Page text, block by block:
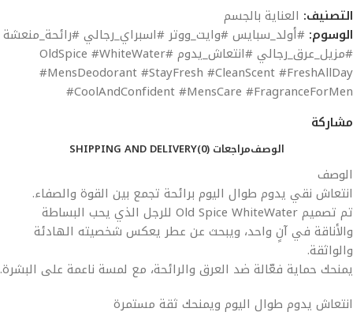
التصنيف: العناية بالجسم
الوسوم: #أولد_سبايس #وايت_ووتر #اسبراي_رجالي #رائحة_منعشة
#مزيل_عرق_رجالي #انتعاش_يدوم #OldSpice #WhiteWater
#MensDeodorant #StayFresh #CleanScent #FreshAllDay
#CoolAndConfident #MensCare #FragranceForMen
مشاركة
الوصفمراجعات (0) SHIPPING AND DELIVERY
الوصف
انتعاش نقي يدوم طوال اليوم برائحة تجمع بين القوة والصفاء.
تم تصميم Old Spice WhiteWater للرجل الذي يحب البساطة
والأناقة في آنٍ واحد، ويبحث عن عطر يعكس شخصيته الهادئة
والواثقة.
يمنحك حماية فعّالة ضد العرق والرائحة، مع لمسة ناعمة على البشرة.
انتعاش يدوم طوال اليوم ويمنحك ثقة مستمرة